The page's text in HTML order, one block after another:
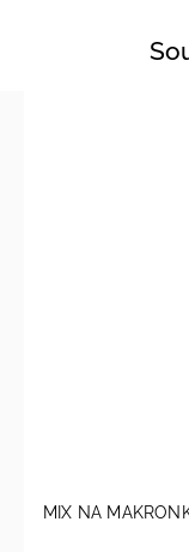
MIX NA